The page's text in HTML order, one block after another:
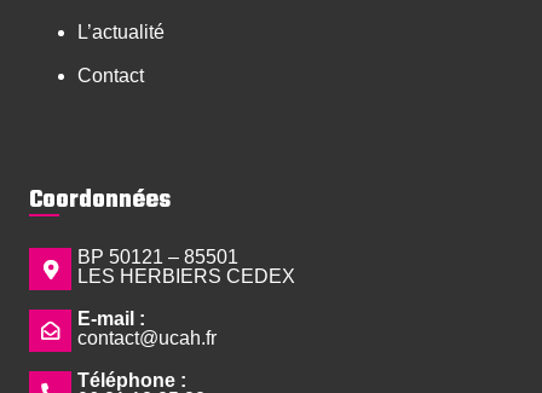
L’actualité
Contact
Coordonnées
BP 50121 – 85501
LES HERBIERS CEDEX
E-mail :
contact@ucah.fr
Téléphone :